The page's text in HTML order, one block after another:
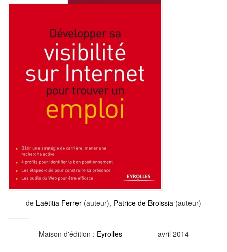
de Laëtitia Ferrer (auteur), Patrice de Broissia (auteur)
Maison d'édition : Eyrolles avril 2014